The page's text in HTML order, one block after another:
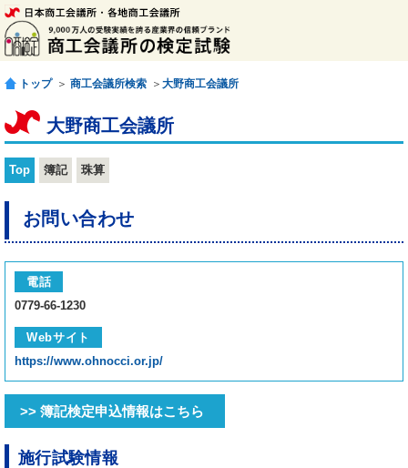
トップ ＞ 商工会議所検索 ＞ 大野商工会議所
大野商工会議所
Top 簿記 珠算
お問い合わせ
電話
0779-66-1230
Webサイト
https://www.ohnocci.or.jp/
>> 簿記検定申込情報はこちら
施行試験情報